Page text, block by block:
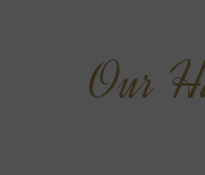
Our